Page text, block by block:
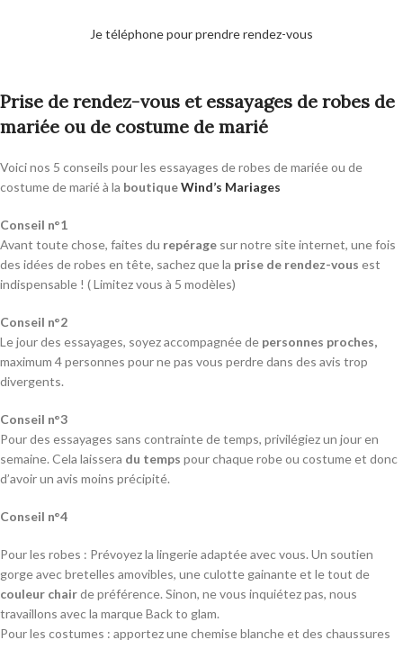
Je téléphone pour prendre rendez-vous
Prise de rendez-vous et essayages de robes de
mariée ou de costume de marié
Voici nos 5 conseils pour les essayages de robes de mariée ou de
costume de marié à la boutiqueWind’s Mariages
Conseil n°1
Avant toute chose, faites du repérage sur notre site internet, une fois
des idées de robes en tête, sachez que la prise de rendez-vous est
indispensable ! ( Limitez vous à 5 modèles)
Conseil n°2
Le jour des essayages, soyez accompagnée de personnes proches,
maximum 4 personnes pour ne pas vous perdre dans des avis trop
divergents.
Conseil n°3
Pour des essayages sans contrainte de temps, privilégiez un jour en
semaine. Cela laissera du temps pour chaque robe ou costume et donc
d’avoir un avis moins précipité.
Conseil n°4
Pour les robes : Prévoyez la lingerie adaptée avec vous. Un soutien
gorge avec bretelles amovibles, une culotte gainante et le tout de
couleur chairde préférence. Sinon, ne vous inquiétez pas, nous
travaillons avec la marque Back to glam.
Pour les costumes : apportez une chemise blanche et des chaussures